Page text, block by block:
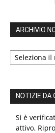
ARCHIVIO
ARCHIVIO
NOTIZIE
NOTIZIE DA
Si è
attivo.